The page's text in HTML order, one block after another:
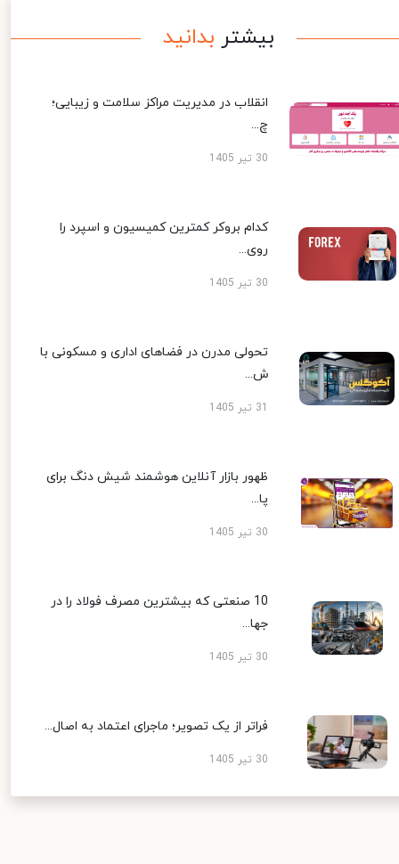
بیشتر بدانید
انقلاب در مدیریت مراکز سلامت و زیبایی؛
چ...
30 تیر 1405
کدام بروکر کمترین کمیسیون و اسپرد را
روی...
30 تیر 1405
تحولی مدرن در فضاهای اداری و مسکونی با
ش...
ظهور بازار آنلاین هوشمند شیش دنگ برای
پا...
30 تیر 1405
10 صنعتی که بیشترین مصرف فولاد را در
جها...
30 تیر 1405
فراتر از یک تصویر؛ ماجرای اعتماد به اصال...
30 تیر 1405